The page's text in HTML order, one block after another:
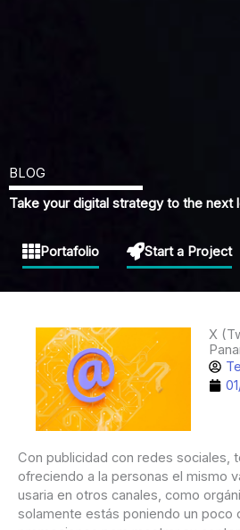
BLOG
Take your digital strategy to the next
Portafolio Start a Project
X
Con publicidad con redes sociales,
ofreciendo a la personas el mismo
usaria en otros canales, como
solamente estás poniendo un poco